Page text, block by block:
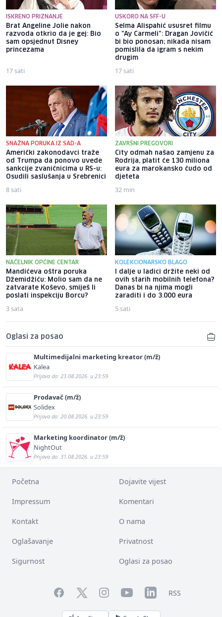
ISKRENO PRIZNANJE
Brat Angeline Jolie nakon
razvoda otkrio da je gej: Bio
sam opsjednut Disney
princezama
17 sati
USKORO NA SFF-U
Selma Alispahić ususret filmu
o "Ay Carmeli": Dragan Jovičić
bi bio ponosan; nikada nisam
pomislila da igram s nekim
drugim
17 sati
SNAŽNA PORUKA IZ SAD-A
Američki zakonodavci traže
od Trumpa da ponovo uvede
sankcije zvaničnicima u RS-u:
Osudili saslušanja u Srebrenici
8 sati
ZAVRŠNI PREGOVORI
City odmah našao zamjenu za
Rodrija, platit će 130 miliona
eura za marokansko čudo od
djeteta
32 min
NAČELNIK OPĆINE CENTAR
Mandićeva oštra poruka
Džemidžiću: Molio sam da ne
zatvarate Koševo, smiješ li
poslati inspekciju Borcu?
3 sata
KOLEKCIONARSKO BLAGO
I dalje u ladici držite neki od
ovih starih mobilnih telefona?
Danas bi na njima mogli
zaraditi i do 3.000 eura
5 sati
Oglasi za posao
Multimedijalni marketing kreator (m/ž)
Kalea
Prijava do: 23.08.2026. u 23:59
Prodavač (m/ž)
Solidex
Prijava do: 20.08.2026. u 23:59
Marketing koordinator (m/ž)
NightOut
Prijava do: 31.08.2026. u 23:59
Početna Dojavite vijest
Impressum Komentari
Kontakt O nama
Oglašavanje Privatnost
Sigurnost Oglasi za posao
FacebookTwitterInstagramYouTubeLinkedInRSS